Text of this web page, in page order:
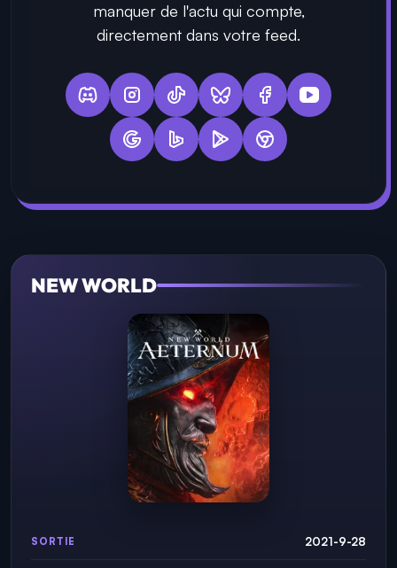
manquer de l'actu qui compte,
directement dans votre feed.
NEW WORLD
SORTIE 2021-9-28